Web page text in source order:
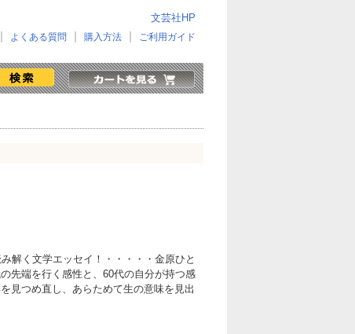
文芸社HP
よくある質問 購入方法 ご利用ガイド
解く文学エッセイ！・・・・・金原ひと
先端を行く感性と、60代の自分が持つ感
見つめ直し、あらためて生の意味を見出